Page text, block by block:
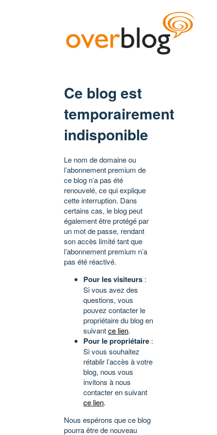
Ce blog est
temporairement
indisponible
Le nom de domaine ou
l’abonnement premium de
ce blog n’a pas été
renouvelé, ce qui explique
cette interruption. Dans
certains cas, le blog peut
également être protégé par
un mot de passe, rendant
son accès limité tant que
l’abonnement premium n’a
pas été réactivé.
Pour les visiteurs :
Si vous avez des
questions, vous
pouvez contacter le
propriétaire du blog en
suivantce lien.
Pour le propriétaire :
Si vous souhaitez
rétablir l’accès à votre
blog, nous vous
invitons à nous
contacter en suivant
ce lien.
Nous espérons que ce blog
pourra être de nouveau